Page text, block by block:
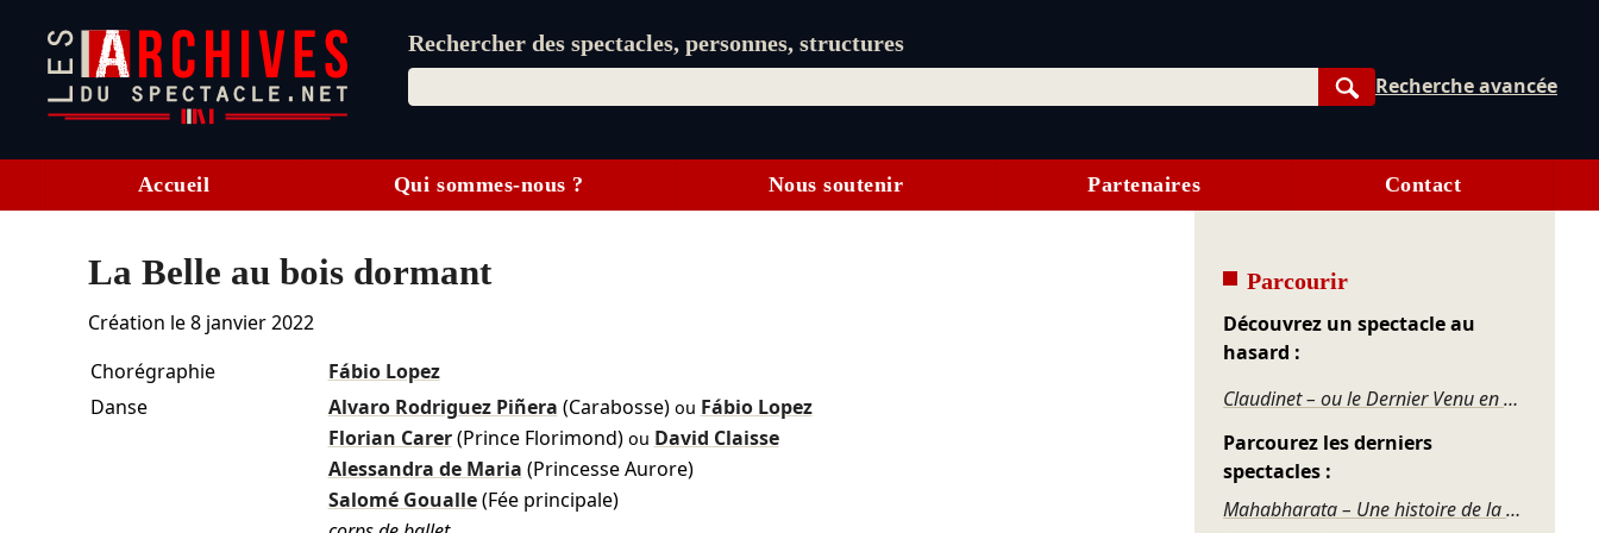
Rechercher des spectacles, personnes, structures
Rechercher
Recherche avancée
Accueil Qui sommes-nous ? Nous soutenir Partenaires Contact
La Belle au bois dormant
Création le8 janvier 2022
Chorégraphie
Fábio Lopez
Danse
Alvaro Rodriguez Piñera (Carabosse) ou Fábio Lopez
Florian Carer (Prince Florimond) ou David Claisse
Alessandra de Maria (Princesse Aurore)
Salomé Goualle (Fée principale)
Parcourir
Découvrez un spectacle au
hasard :
Claudinet – ou le Dernier Venu en graine
Parcourez les derniers
spectacles :
Mahabharata – Une histoire de la violence